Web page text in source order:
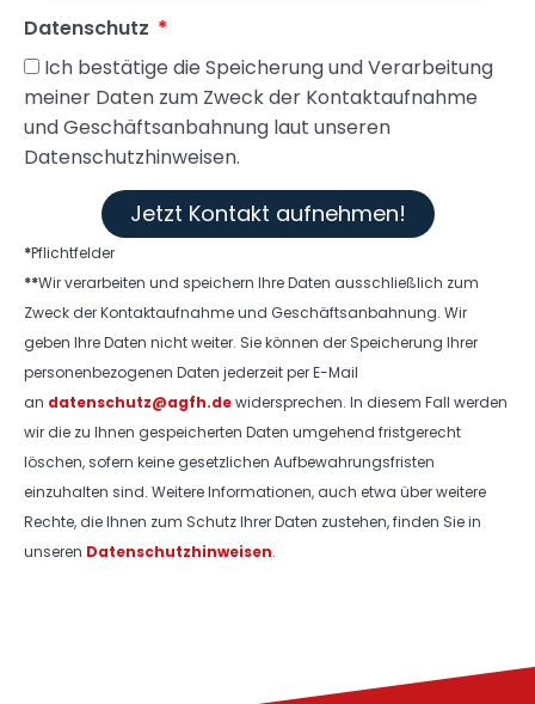
Datenschutz
Ich bestätige die Speicherung und Verarbeitung
meiner Daten zum Zweck der Kontaktaufnahme
und Geschäftsanbahnung laut unseren
Datenschutzhinweisen.
Jetzt Kontakt aufnehmen!
*Pflichtfelder
**Wir verarbeiten und speichern Ihre Daten ausschließlich zum
Zweck der Kontaktaufnahme und Geschäftsanbahnung. Wir
geben Ihre Daten nicht weiter. Sie können der Speicherung Ihrer
personenbezogenen Daten jederzeit per E-Mail
an datenschutz@agfh.dewidersprechen. In diesem Fall werden
wir die zu Ihnen gespeicherten Daten umgehend fristgerecht
löschen, sofern keine gesetzlichen Aufbewahrungsfristen
einzuhalten sind. Weitere Informationen, auch etwa über weitere
Rechte, die Ihnen zum Schutz Ihrer Daten zustehen, finden Sie in
unseren Datenschutzhinweisen.